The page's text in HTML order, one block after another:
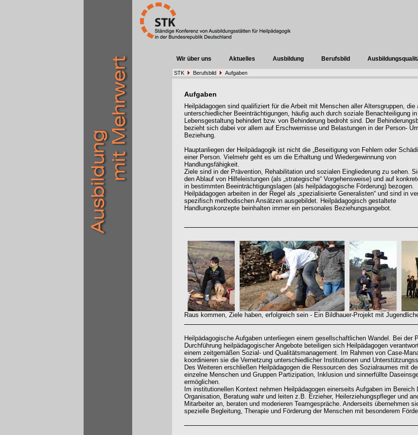
Wir über uns Aktuelles Ausbildung Berufsbild
STK Berufsbild Aufgaben
Aufgaben
Heilpädagogen sind qualifiziert für die Arbeit mit Menschen aller Altersgruppen, die
unterschiedlicher Beeinträchtigungen, häufig auch durch soziale Benachteiligung
Lebensgestaltung behindert bzw. von Behinderung bedroht sind. Der
bezieht sich dabei vor allem auf Erschwernisse und Belastungen in der Person-
Beziehung.
Hauptanliegen der Heilpädagogik ist nicht die „Beseitigung von Fehlern oder
einer Person. Vielmehr geht es um die Erhaltung und Wiedergewinnung von
Handlungsfähigkeit.
Ziele sind in der Prävention, Rehabilitation und sozialen Eingliederung zu sehen.
den Ablauf von Hilfeleistungen (als „strategische“ Vorgehensweise) und auf
in bestimmten Beeinträchtigungslagen (als heilpädagogische Förderung) bezogen.
Heilpädagogen arbeiten in der Regel als „spezialisierte Generalisten“ und sind in
spezifisch methodischen Ansätzen ausgebildet. Heilpädagogisch gestaltete
Handlungskonzepte beinhalten immer ein personales Beziehungsangebot.
Raus kommen, Ziele haben, erfolgreich sein - Ein Bildhauer-Projekt mit
Heilpädagogische Aufgaben unterliegen einem gesellschaftlichen Wandel. Bei der
Durchführung heilpädagogischer Angebote beteiligen sich Heilpädagogen
einem zeitgemäßen Sozial- und Qualitätsmanagement. Im Rahmen von Case-
koordinieren sie die Vernetzung unterschiedlicher Institutionen und
Des Weiteren erschließen Heilpädagogen die Ressourcen des Sozialraumes mit
einzelne Menschen und Gruppen Partizipation, Inklusion und sinnerfüllte
ermöglichen.
Im institutionellen Kontext nehmen Heilpädagogen einerseits Aufgaben im Bereich
Organisation, Beratung wahr und leiten z.B. Erzieher, Heilerziehungspfleger und
Mitarbeiter an, beraten und moderieren Teamgespräche. Anderseits übernehmen
spezielle Begleitung, Therapie und Förderung der Menschen mit besonderem